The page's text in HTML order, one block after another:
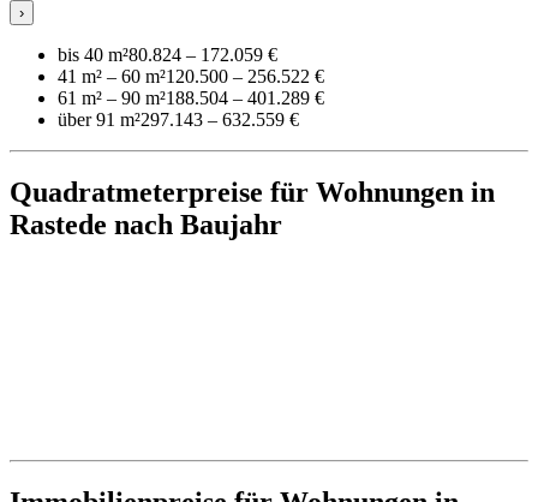
›
bis 40 m²80.824 – 172.059 €
41 m² – 60 m²120.500 – 256.522 €
61 m² – 90 m²188.504 – 401.289 €
über 91 m²297.143 – 632.559 €
Quadratmeterpreise für Wohnungen in
Rastede nach Baujahr